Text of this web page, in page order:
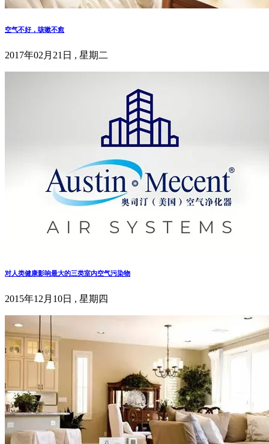
空气不好，咳嗽不愈
2017年02月21日 , 星期二
对人类健康影响最大的三类室内空气污染物
2015年12月10日 , 星期四